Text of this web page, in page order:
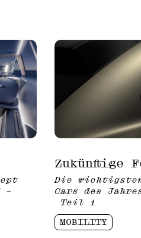
–
Zukünftige
Die
Cars des
Teil 1
MOBILITY